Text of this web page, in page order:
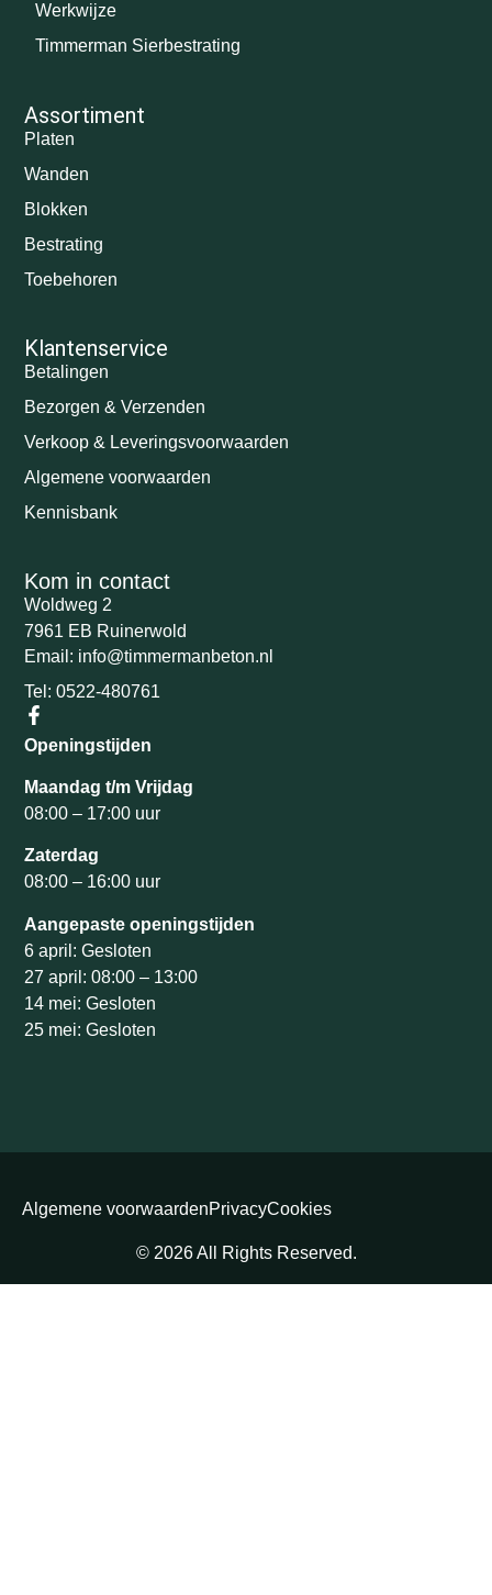
Werkwijze
Timmerman Sierbestrating
Assortiment
Platen
Wanden
Blokken
Bestrating
Toebehoren
Klantenservice
Betalingen
Bezorgen & Verzenden
Verkoop & Leveringsvoorwaarden
Algemene voorwaarden
Kennisbank
Kom in contact
Woldweg 2
7961 EB Ruinerwold
Email: info@timmermanbeton.nl
Tel: 0522-480761
Openingstijden
Maandag t/m Vrijdag
08:00 – 17:00 uur
Zaterdag
08:00 – 16:00 uur
Aangepaste openingstijden
6 april: Gesloten
27 april: 08:00 – 13:00
14 mei: Gesloten
25 mei: Gesloten
Algemene voorwaardenPrivacyCookies
© 2026 All Rights Reserved.